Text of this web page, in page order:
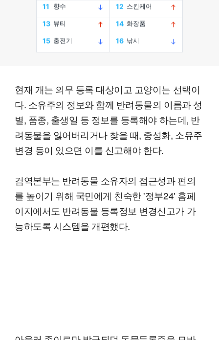
현재 개는 의무 등록 대상이고 고양이는 선택이
다. 소유주의 정보와 함께 반려동물의 이름과 성
별, 품종, 출생일 등 정보를 등록해야 하는데, 반
려동물을 잃어버리거나 찾을 때, 중성화, 소유주
변경 등이 있으면 이를 신고해야 한다.
검역본부는 반려동물 소유자의 접근성과 편의
를 높이기 위해 국민에게 친숙한 '정부24' 홈페
이지에서도 반려동물 등록정보 변경신고가 가
능하도록 시스템을 개편했다.